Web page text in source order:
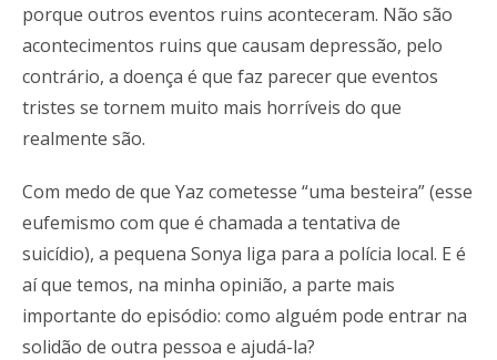
porque outros eventos ruins aconteceram. Não são
acontecimentos ruins que causam depressão, pelo
contrário, a doença é que faz parecer que eventos
tristes se tornem muito mais horríveis do que
realmente são.
Com medo de que Yaz cometesse “uma besteira” (esse
eufemismo com que é chamada a tentativa de
suicídio), a pequena Sonya liga para a polícia local. E é
aí que temos, na minha opinião, a parte mais
importante do episódio: como alguém pode entrar na
solidão de outra pessoa e ajudá-la?